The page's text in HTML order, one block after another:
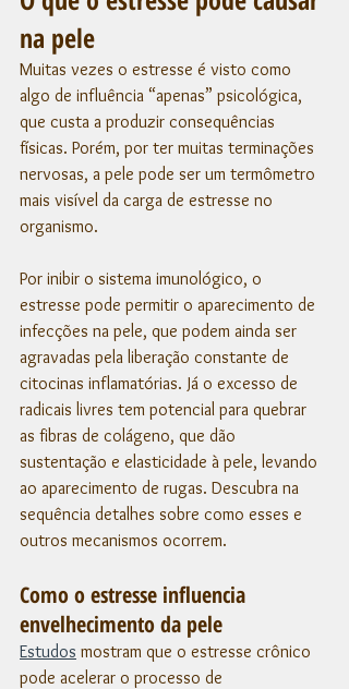
na pele
Muitas vezes o estresse é visto como
algo de influência “apenas” psicológica,
que custa a produzir consequências
físicas. Porém, por ter muitas terminações
nervosas, a pele pode ser um termômetro
mais visível da carga de estresse no
organismo.
Por inibir o sistema imunológico, o
estresse pode permitir o aparecimento de
infecções na pele, que podem ainda ser
agravadas pela liberação constante de
citocinas inflamatórias. Já o excesso de
radicais livres tem potencial para quebrar
as fibras de colágeno, que dão
sustentação e elasticidade à pele, levando
ao aparecimento de rugas. Descubra na
sequência detalhes sobre como esses e
outros mecanismos ocorrem.
Como o estresse influencia
envelhecimento da pele
Estudos mostram que o estresse crônico
pode acelerar o processo de